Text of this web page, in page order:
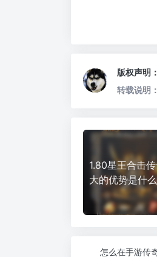
版权声明：
转载说明：
1.80星王合击
大的优势是什么
怎么在手游传